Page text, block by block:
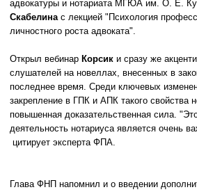
адвокатуры и нотариата МГЮА им. О. Е.
Скабелина с лекцией "Психология
личностного роста адвоката".
Открыл вебинар Корсик и сразу же
слушателей на новеллах, внесенных в
последнее время. Среди ключевых
закрепление в ГПК и АПК такого свойства
повышенная доказательственная сила.
деятельность нотариуса является очень
цитирует эксперта ФПА.
Глава ФНП напомнил и о введении